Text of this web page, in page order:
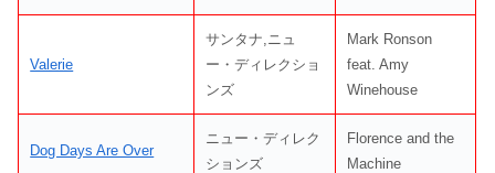
Valerie
サンタナ,ニュ
ー・ディレクショ
ンズ
Mark Ronson
feat. Amy
Winehouse
Dog Days Are Over
ニュー・ディレク
ションズ
Florence and the
Machine